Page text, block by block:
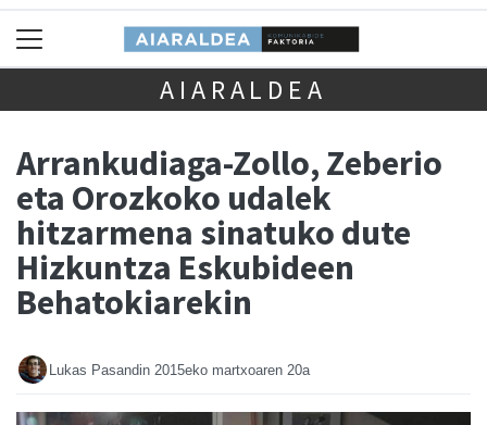
AIARALDEA
Arrankudiaga-Zollo, Zeberio
eta Orozkoko udalek
hitzarmena sinatuko dute
Hizkuntza Eskubideen
Behatokiarekin
Lukas Pasandin 2015eko martxoaren 20a